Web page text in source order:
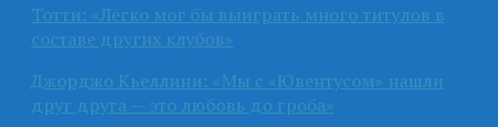
Тотти: «Легко мог бы выиграть много титулов в
составе других клубов»
Джорджо Кьеллини: «Мы с «Ювентусом» нашли
друг друга — это любовь до гроба»